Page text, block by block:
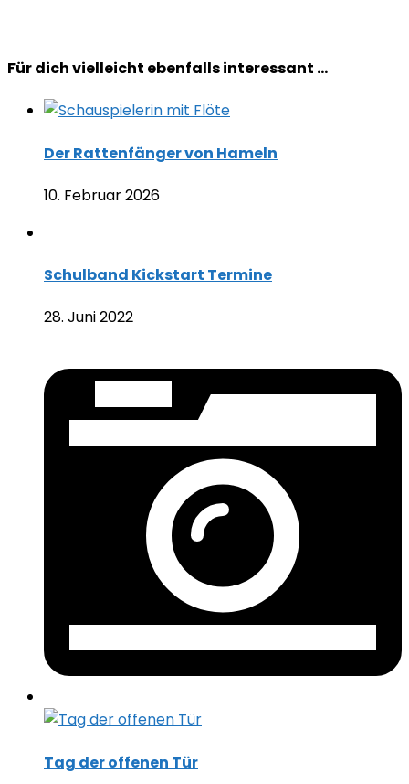
Für dich vielleicht ebenfalls interessant …
Der Rattenfänger von Hameln
10. Februar 2026
Schulband Kickstart Termine
28. Juni 2022
Tag der offenen Tür